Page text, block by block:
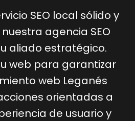
SEO local sólido y
agencia SEO
aliado estratégico.
web para garantizar
web Leganés
orientadas a
de usuario y